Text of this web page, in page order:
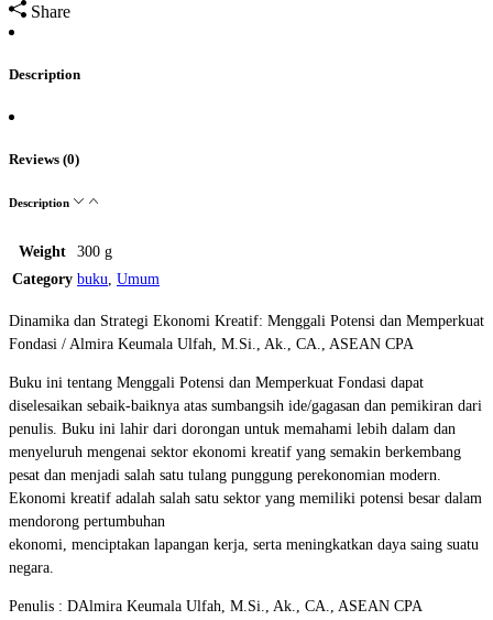
Share
Description
Reviews (0)
Description
Weight
300 g
Category buku Umum
Dinamika dan Strategi Ekonomi Kreatif: Menggali Potensi dan Memperkuat
Fondasi / Almira Keumala Ulfah, M.Si., Ak., CA., ASEAN CPA
Buku ini tentang Menggali Potensi dan Memperkuat Fondasi dapat
diselesaikan sebaik-baiknya atas sumbangsih ide/gagasan dan pemikiran dari
penulis. Buku ini lahir dari dorongan untuk memahami lebih dalam dan
menyeluruh mengenai sektor ekonomi kreatif yang semakin berkembang
pesat dan menjadi salah satu tulang punggung perekonomian modern.
Ekonomi kreatif adalah salah satu sektor yang memiliki potensi besar dalam
mendorong pertumbuhan
ekonomi, menciptakan lapangan kerja, serta meningkatkan daya saing suatu
negara.
Penulis : DAlmira Keumala Ulfah, M.Si., Ak., CA., ASEAN CPA